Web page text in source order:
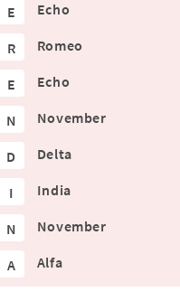
E Echo
R Romeo
E Echo
N November
D Delta
I India
N November
A Alfa